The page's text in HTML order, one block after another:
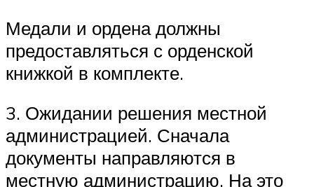
Медали и ордена должны
предоставляться с орденской
книжкой в комплекте.
3. Ожидании решения местной
администрацией. Сначала
документы направляются в
местную администрацию. На это